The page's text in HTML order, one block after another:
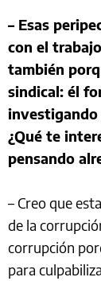
– Esas
con el
también
sindical: él
investigando
¿Qué te
pensando
– Creo que
de la
corrupción
para